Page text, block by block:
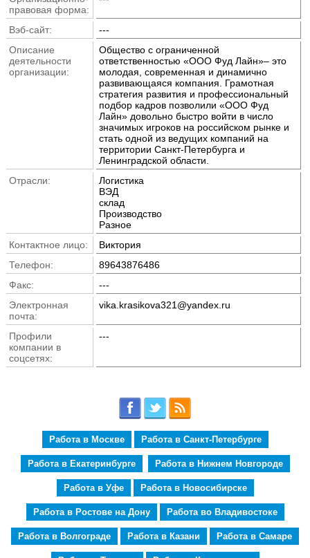
правовая форма:
Вэб-сайт:
---
Описание
деятельности
организации:
Общество с ограниченной
ответственностью «ООО Фуд Лайн»– это
молодая, современная и динамично
развивающаяся компания. Грамотная
стратегия развития и профессиональный
подбор кадров позволили «ООО Фуд
Лайн» довольно быстро войти в число
значимых игроков на российском рынке и
стать одной из ведущих компаний на
территории Санкт-Петербурга и
Ленинградской области.
Отрасли:
Логистика
ВЭД
склад
Производство
Разное
Контактное лицо:
Виктория
Телефон:
89643876486
Факс:
---
Электронная
почта:
vika.krasikova321@yandex.ru
Профили
компании в
соцсетях:
---
Работа в Москве Работа в Санкт-Петербурге
Работа в Екатеринбурге Работа в Нижнем Новгороде
Работа в Уфе Работа в Новосибирске
Работа в Ростове на Дону Работа во Владивостоке
Работа в Волгограде Работа в Казани Работа в Самаре